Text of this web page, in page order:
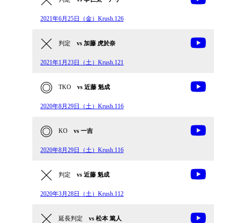
2021年6月25日（金）Krush.126
判定 vs 加藤 虎於奈
2021年1月23日（土）Krush.121
TKO vs 近藤 魁成
2020年8月29日（土）Krush.116
KO vs 一吉
2020年8月29日（土）Krush.116
判定 vs 近藤 魁成
2020年3月28日（土）Krush.112
延長判定 vs 松本 篤人